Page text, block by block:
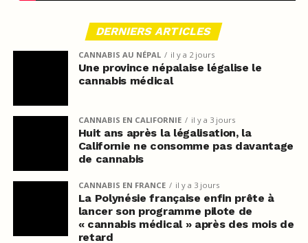
DERNIERS ARTICLES
CANNABIS AU NÉPAL il y a 2 jours
Une province népalaise légalise le
cannabis médical
CANNABIS EN CALIFORNIE il y a 3 jours
Huit ans après la légalisation, la
Californie ne consomme pas davantage
de cannabis
CANNABIS EN FRANCE il y a 3 jours
La Polynésie française enfin prête à
lancer son programme pilote de
« cannabis médical » après des mois de
retard